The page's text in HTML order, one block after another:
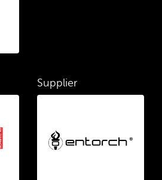
Supplier